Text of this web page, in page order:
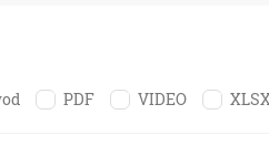
PDF VIDEO